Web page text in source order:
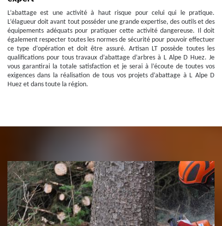
L’abattage est une activité à haut risque pour celui qui le pratique.
L’élagueur doit avant tout posséder une grande expertise, des outils et des
équipements adéquats pour pratiquer cette activité dangereuse. Il doit
également respecter toutes les normes de sécurité pour pouvoir effectuer
ce type d’opération et doit être assuré. Artisan LT possède toutes les
qualifications pour tous travaux d’abattage d’arbres à L Alpe D Huez. Je
vous garantirai la totale satisfaction et je serai à l’écoute de toutes vos
exigences dans la réalisation de tous vos projets d’abattage à L Alpe D
Huez et dans toute la région.